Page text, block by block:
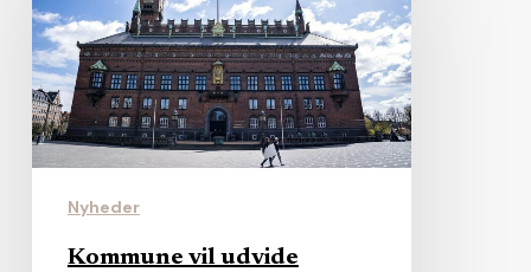
grænserne
for
fleksibel
hjemmehjælp
og
sendeNyheder
Kommune vil udvide